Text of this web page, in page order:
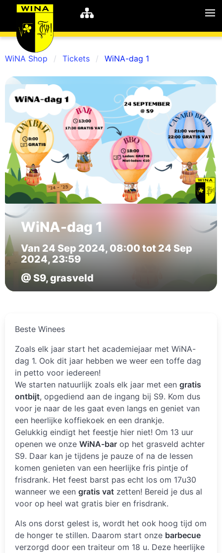
WiNA MyWiNA
Career
Shop
Studie
Home
Schachten
WiNA Shop Tickets WiNA-dag 1
WiNA-dag 1
Van 24 Sep 2024, 08:00 tot 24 Sep
2024, 23:59
@ S9, grasveld
Beste Winees
Zoals elk jaar start het academiejaar met WiNA-
dag 1. Ook dit jaar hebben we weer een toffe dag
in petto voor iedereen!
We starten natuurlijk zoals elk jaar met een gratis
ontbijt, opgediend aan de ingang bij S9. Kom dus
voor je naar de les gaat even langs en geniet van
een heerlijke koffiekoek en een drankje.
Gelukkig eindigt het feestje hier niet! Om 13 uur
openen we onze WiNA-bar op het grasveld achter
S9. Daar kan je tijdens je pauze of na de lessen
komen genieten van een heerlijke fris pintje of
frisdrank. Het feest barst pas echt los om 17u30
wanneer we een gratis vat zetten! Bereid je dus al
voor op heel wat gratis bier en frisdrank.
Als ons dorst gelest is, wordt het ook hoog tijd om
de honger te stillen. Daarom start onze barbecue
verzorgd door een traiteur om 18 u. Deze heerlijke